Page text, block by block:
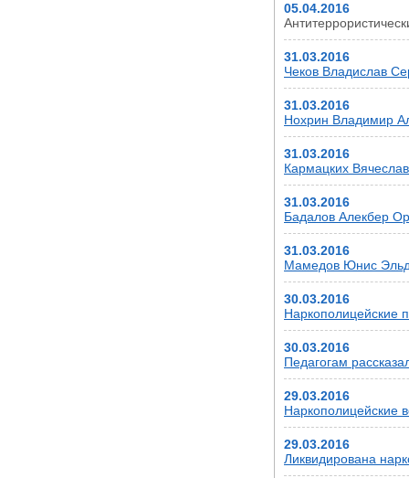
05.04.2016
31.03.2016
Чеков Владислав
31.03.2016
Нохрин Владимир
31.03.2016
Кармацких
31.03.2016
Бадалов Алекбер
31.03.2016
Мамедов Юнис
30.03.2016
Наркополицейские
30.03.2016
Педагогам
29.03.2016
Наркополицейские
29.03.2016
Ликвидирована